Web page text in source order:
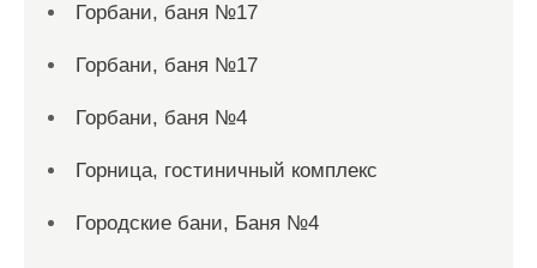
Горбани, баня №17
Горбани, баня №17
Горбани, баня №4
Горница, гостиничный комплекс
Городские бани, Баня №4